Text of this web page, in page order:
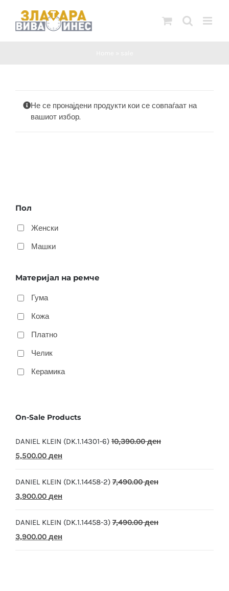
Не се пронајдени продукти кои се совпаѓаат на
вашиот избор.
Пол
Женски
Машки
Материјал на ремче
Гума
Кожа
Платно
Челик
Керамика
On-Sale Products
DANIEL KLEIN (DK.1.14301-6) 10,390.00ден
Original
was:
10,390.00 ден.
5,500.00 ден
is:
5,500.00 ден.
DANIEL KLEIN (DK.1.14458-2) 7,490.00ден
Original
was:
7,490.00 ден.
3,900.00 ден
is:
3,900.00 ден.
DANIEL KLEIN (DK.1.14458-3) 7,490.00ден
Original
3,900.00 ден